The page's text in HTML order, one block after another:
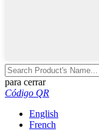
para cerrar
Código QR
English
French